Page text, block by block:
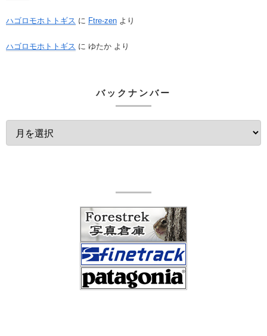
ハゴロモホトトギス に Ftre-zen より
ハゴロモホトトギス に ゆたか より
バックナンバー